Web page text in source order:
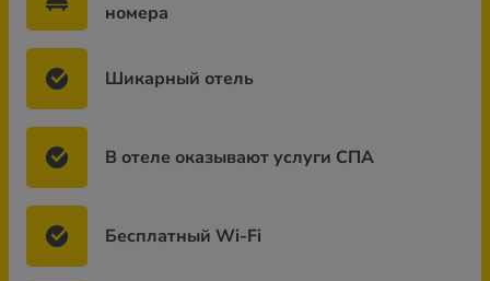
номера
Шикарный отель
В отеле оказывают услуги СПА
Бесплатный Wi-Fi